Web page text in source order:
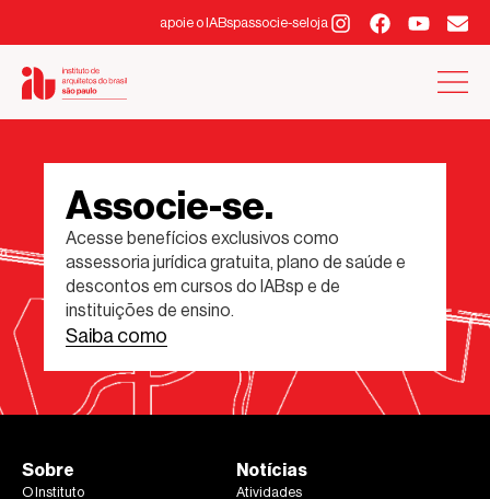
apoie o IABspassocie-seloja
Associe-se.
Acesse benefícios exclusivos como
assessoria jurídica gratuita, plano de saúde e
descontos em cursos do IABsp e de
instituições de ensino.
Saiba como
Sobre
O Instituto
Notícias
Atividades